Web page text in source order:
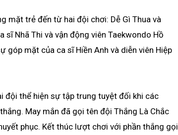
mặt trẻ đến từ hai đội chơi: Dễ Gì Thua và
sĩ Nhã Thi và vận động viên Taekwondo Hồ
góp mặt của ca sĩ Hiền Anh và diễn viên Hiệp
đội thể hiện sự tập trung tuyệt đối khi các
May mắn đã gọi tên đội Thắng Là Chắc
phục. Kết thúc lượt chơi với phần thắng gọi